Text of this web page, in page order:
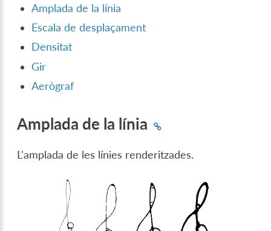
Amplada de la línia
Escala de desplaçament
Densitat
Gir
Aerògraf
Amplada de la línia
L'amplada de les línies renderitzades.